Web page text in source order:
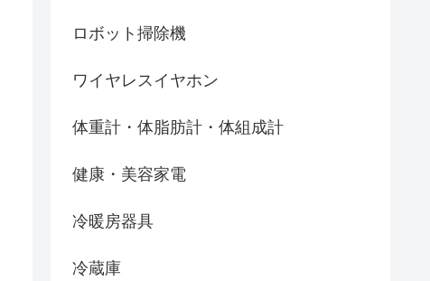
ロボット掃除機
ワイヤレスイヤホン
体重計・体脂肪計・体組成計
健康・美容家電
冷暖房器具
冷蔵庫